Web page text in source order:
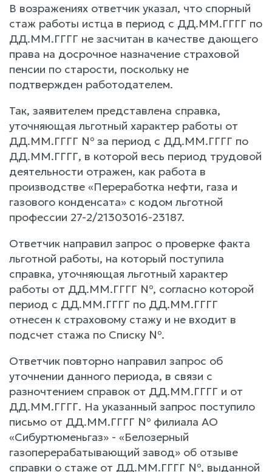
В возражениях ответчик указал, что спорный
стаж работы истца в период с ДД.ММ.ГГГГ по
ДД.ММ.ГГГГ не засчитан в качестве дающего
права на досрочное назначение страховой
пенсии по старости, поскольку не
подтвержден работодателем.
Так, заявителем представлена справка,
уточняющая льготный характер работы от
ДД.ММ.ГГГГ № за период с ДД.ММ.ГГГГ по
ДД.ММ.ГГГГ, в которой весь период трудовой
деятельности отражен, как работа в
производстве «Переработка нефти, газа и
газового конденсата» с кодом льготной
профессии 27-2/21303016-23187.
Ответчик направил запрос о проверке факта
льготной работы, на который поступила
справка, уточняющая льготный характер
работы от ДД.ММ.ГГГГ №, согласно которой
период с ДД.ММ.ГГГГ по ДД.ММ.ГГГГ
отнесен к страховому стажу и не входит в
подсчет стажа по Списку №.
Ответчик повторно направил запрос об
уточнении данного периода, в связи с
разночтением справок от ДД.ММ.ГГГГ и от
ДД.ММ.ГГГГ. На указанный запрос поступило
письмо от ДД.ММ.ГГГГ № филиала АО
«Сибуртюменьгаз» - «Белозерный
газоперерабатывающий завод» об отзыве
справки о стаже от ДД.ММ.ГГГГ №, выданной